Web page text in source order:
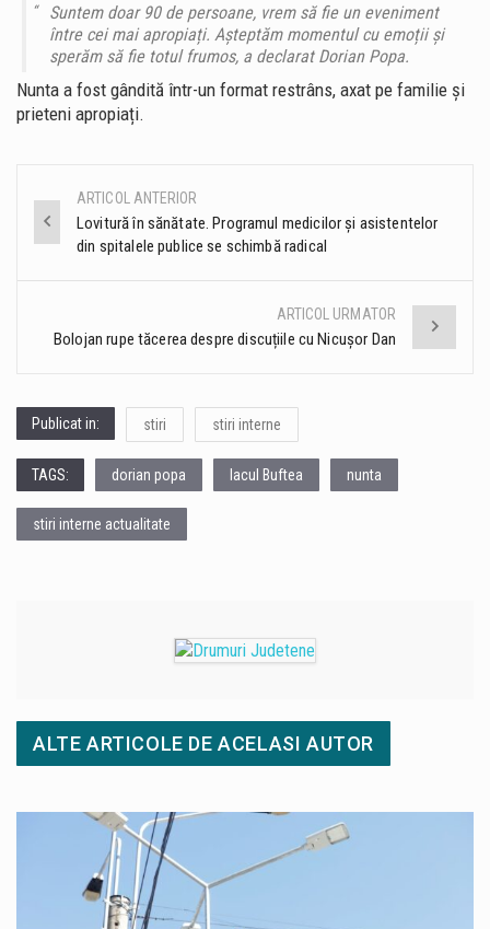
Suntem doar 90 de persoane, vrem să fie un eveniment
între cei mai apropiați. Așteptăm momentul cu emoții și
sperăm să fie totul frumos, a declarat Dorian Popa.
Nunta a fost gândită într-un format restrâns, axat pe familie și
prieteni apropiați.
Post
navigation
ARTICOL ANTERIOR
Lovitură în sănătate. Programul medicilor și asistentelor
din spitalele publice se schimbă radical
ARTICOL URMATOR
Bolojan rupe tăcerea despre discuțiile cu Nicușor Dan
Publicat in: stiri stiri interne
TAGS: dorian popa lacul Buftea nunta
stiri interne actualitate
ALTE ARTICOLE DE ACELASI AUTOR